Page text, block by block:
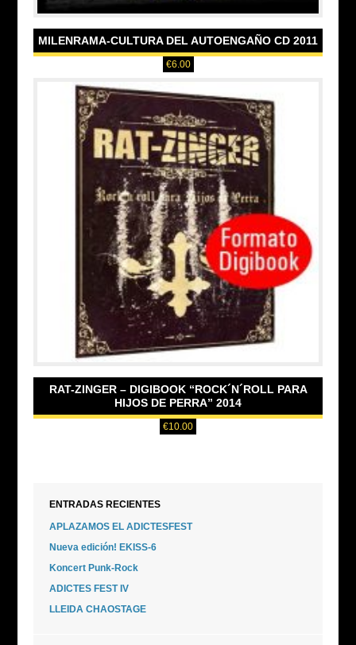
MILENRAMA-CULTURA DEL AUTOENGAÑO CD 2011
€6.00
RAT-ZINGER – DIGIBOOK “ROCK´N´ROLL PARA
HIJOS DE PERRA” 2014
€10.00
ENTRADAS RECIENTES
APLAZAMOS EL ADICTESFEST
Nueva edición! EKISS-6
Koncert Punk-Rock
ADICTES FEST IV
LLEIDA CHAOSTAGE